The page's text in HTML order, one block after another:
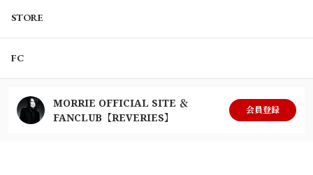
STORE
FC
MORRIE OFFICIAL SITE ＆
FANCLUB【REVERIES】
会員登録